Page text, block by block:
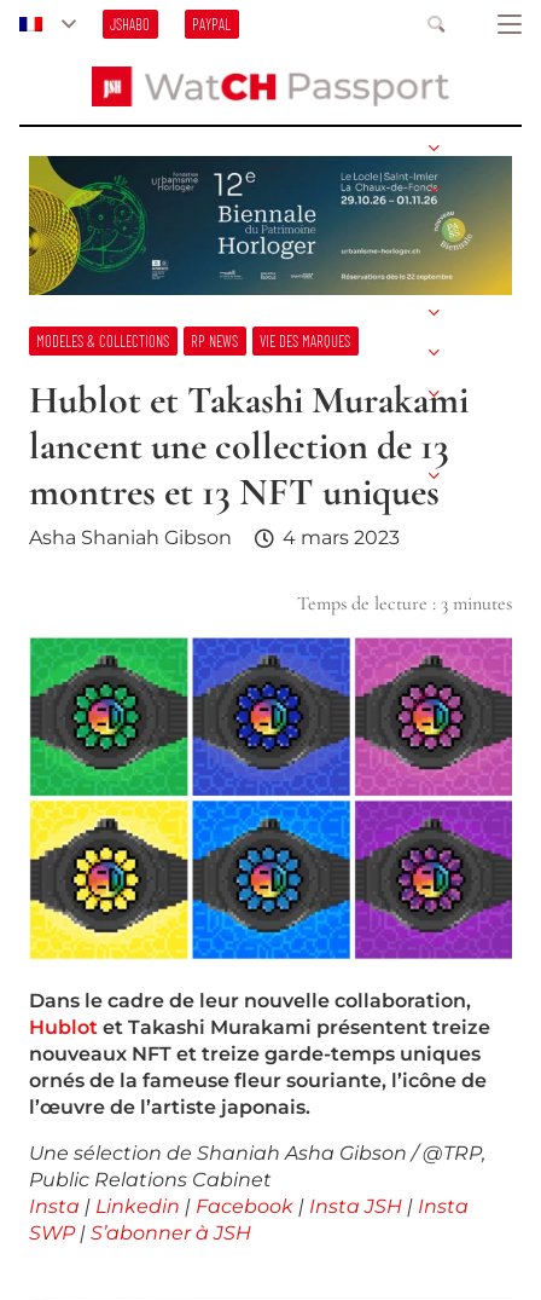
JSHABO PAYPAL
MODELES & COLLECTIONS RP NEWS VIE DES MARQUES
Hublot et Takashi Murakami
lancent une collection de 13
montres et 13 NFT uniques
Asha Shaniah Gibson 4 mars 2023
Temps de lecture : 3 minutes
Dans le cadre de leur nouvelle collaboration,
Hublot et Takashi Murakami présentent treize
nouveaux NFT et treize garde-temps uniques
ornés de la fameuse fleur souriante, l’icône de
l’œuvre de l’artiste japonais.
Une sélection de Shaniah Asha Gibson / @TRP,
Public Relations Cabinet
Insta | Linkedin | Facebook | Insta JSH | Insta
SWP| S’abonner à JSH